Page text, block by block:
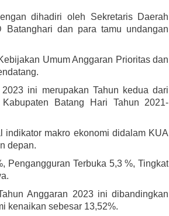
dihadiri oleh Sekretaris Daerah
Batanghari dan para tamu undangan
Umum Anggaran Prioritas dan
ini merupakan Tahun kedua dari
Batang Hari Tahun 2021-
indikator makro ekonomi didalam KUA
depan.
Pengangguran Terbuka 5,3 %, Tingkat
Anggaran 2023 ini dibandingkan
kenaikan sebesar 13,52%.